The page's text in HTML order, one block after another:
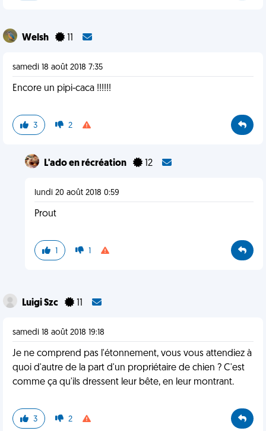
Welsh
samedi 18 août 2018 7:35
Encore un pipi-caca !!!!!!
3 2
L'ado en récréation 12
lundi 20 août 2018 0:59
Prout
1 1
Luigi Szc
samedi 18 août 2018 19:18
Je ne comprend pas l'étonnement, vous vous attendiez à
quoi d'autre de la part d'un propriétaire de chien ? C'est
comme ça qu'ils dressent leur bête, en leur montrant.
3 2